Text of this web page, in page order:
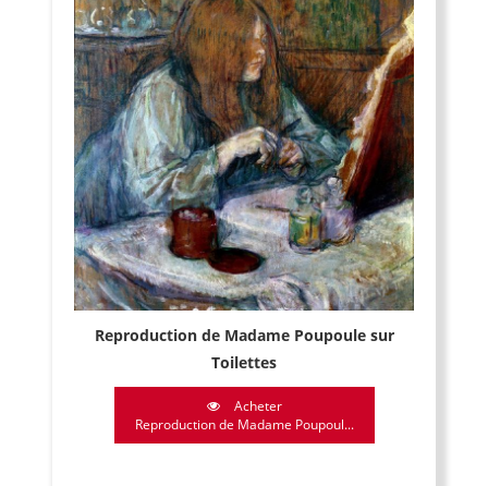
Reproduction de Madame Poupoule sur
Toilettes
Acheter
Reproduction de Madame Poupoul...